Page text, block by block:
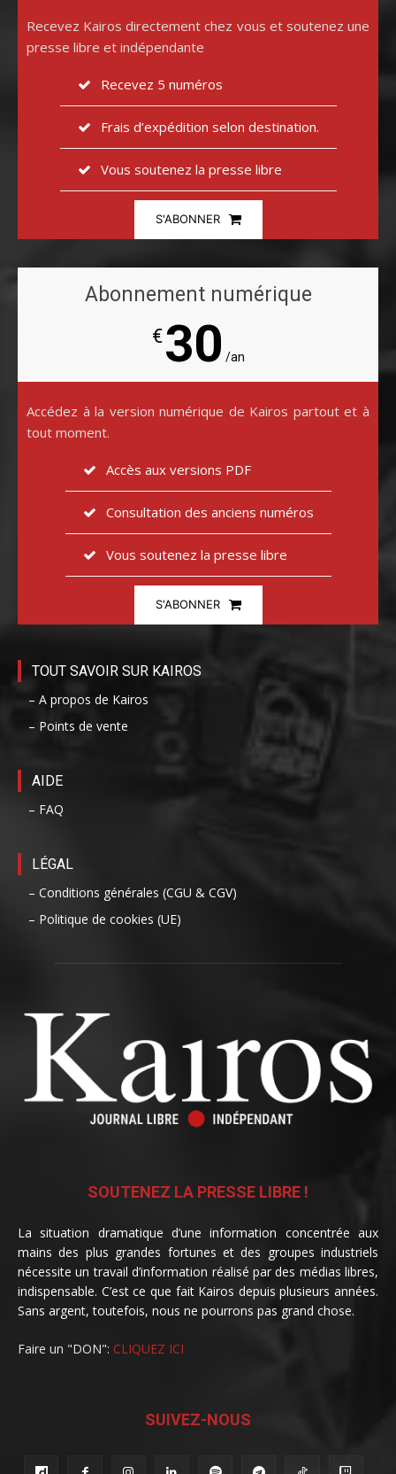
Recevez Kairos directement chez vous et soutenez une
presse libre et indépendante
Recevez 5 numéros
Frais d’expédition selon destination.
Vous soutenez la presse libre
S'ABONNER
Abonnement numérique
€30 /an
Accédez à la version numérique de Kairos partout et à
tout moment.
Accès aux versions PDF
Consultation des anciens numéros
Vous soutenez la presse libre
S'ABONNER
TOUT SAVOIR SUR KAIROS
– A propos de Kairos
– Points de vente
AIDE
– FAQ
LÉGAL
– Conditions générales (CGU & CGV)
– Politique de cookies (UE)
SOUTENEZ LA PRESSE LIBRE !
La situation dramatique d’une information concentrée aux
mains des plus grandes fortunes et des groupes industriels
nécessite un travail d’information réalisé par des médias libres,
indispensable. C’est ce que fait Kairos depuis plusieurs années.
Sans argent, toutefois, nous ne pourrons pas grand chose.
Faire un "DON": CLIQUEZ ICI
SUIVEZ-NOUS